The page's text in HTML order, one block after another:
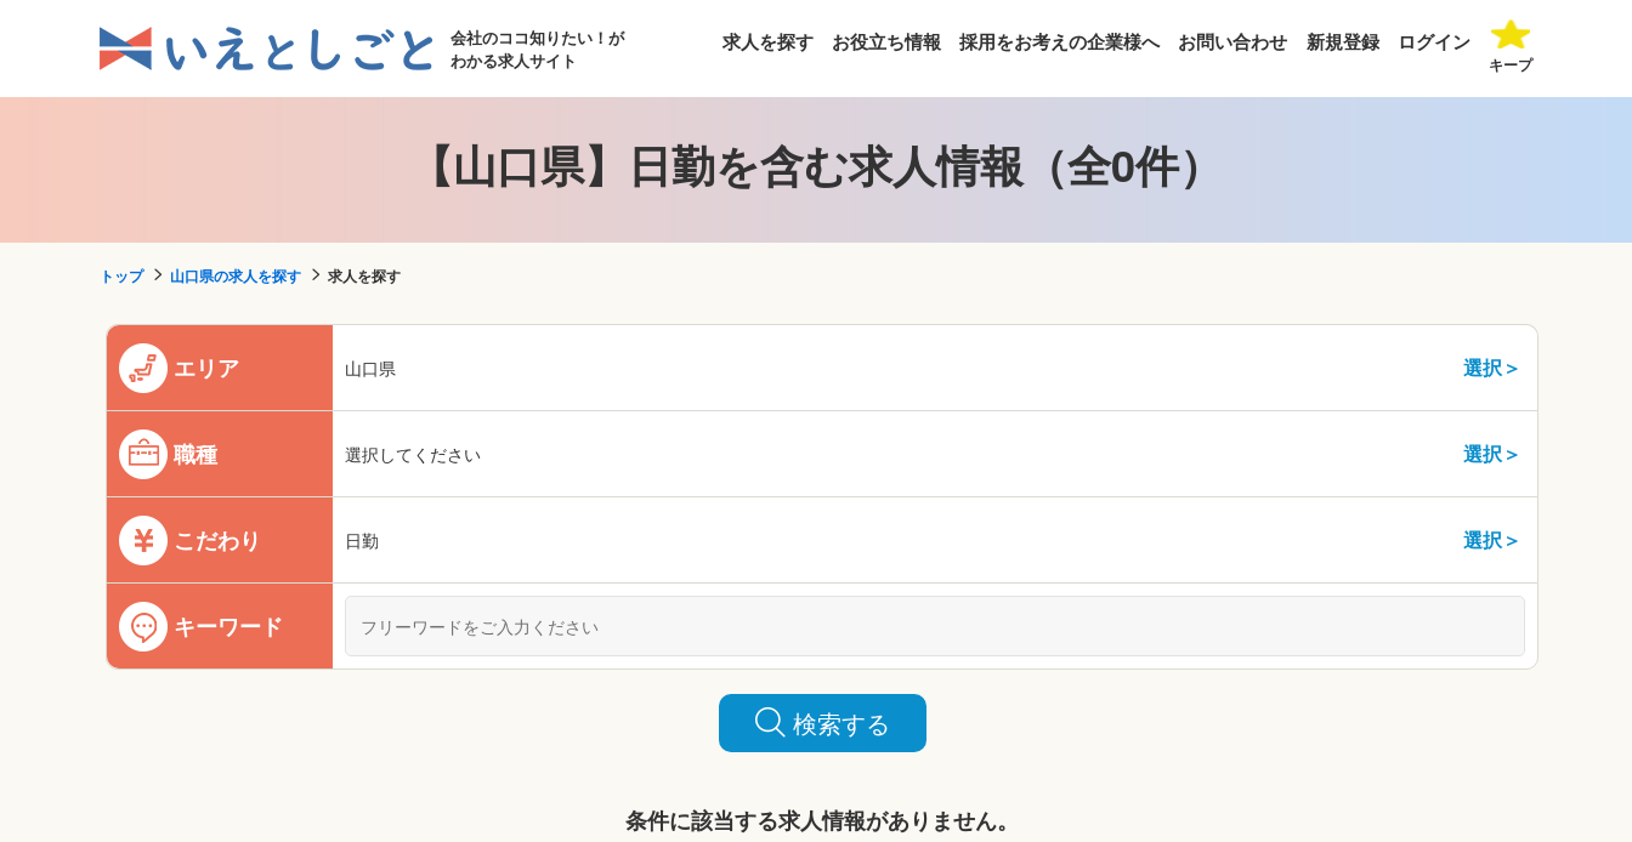
会社のココ知りたい！が
わかる求人サイト
求人を探す お役立ち情報 採用をお考えの企業様へ お問い合わせ 新規登録 ログイン
キープ
【山口県】日勤を含む求人情報（全0件）
トップ 山口県の求人を探す 求人を探す
エリア 山口県 選択＞
職種 選択してください 選択＞
こだわり 日勤 選択＞
キーワード
検索する
条件に該当する求人情報がありません。